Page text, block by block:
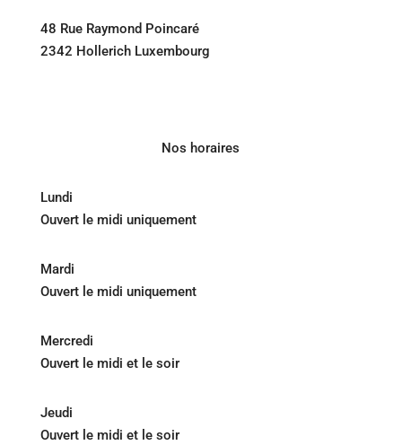
48 Rue Raymond Poincaré
2342 Hollerich Luxembourg
Nos horaires
Lundi
Ouvert le midi uniquement
Mardi
Ouvert le midi uniquement
Mercredi
Ouvert le midi et le soir
Jeudi
Ouvert le midi et le soir